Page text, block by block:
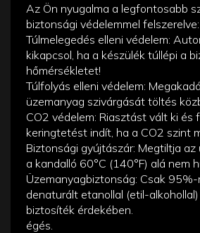
Az Ön nyugalma a legfontosabb
biztonsági védelemmel felszerelve:
Túlmelegedés elleni védelem:
kikapcsol, ha a készülék túllépi a
hőmérsékletet!
Túlfolyás elleni védelem:
üzemanyag szivárgását töltés
CO2 védelem: Riasztást vált ki és
keringtetést indít, ha a CO2 szint
Biztonsági gyújtászár: Megtiltja az
a kandalló 60°C (140°F) alá nem
Üzemanyagbiztonság: Csak
denaturált etanollal (etil-
biztosíték érdekében.
égés.